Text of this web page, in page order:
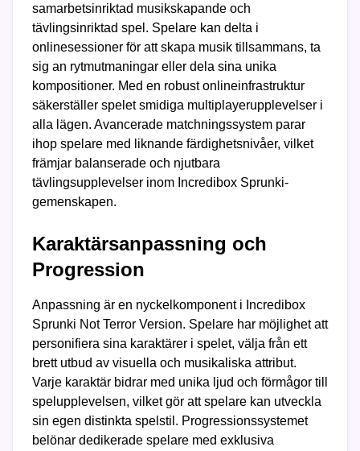
samarbetsinriktad musikskapande och
tävlingsinriktad spel. Spelare kan delta i
onlinesessioner för att skapa musik tillsammans, ta
sig an rytmutmaningar eller dela sina unika
kompositioner. Med en robust onlineinfrastruktur
säkerställer spelet smidiga multiplayerupplevelser i
alla lägen. Avancerade matchningssystem parar
ihop spelare med liknande färdighetsnivåer, vilket
främjar balanserade och njutbara
tävlingsupplevelser inom Incredibox Sprunki-
gemenskapen.
Karaktärsanpassning och
Progression
Anpassning är en nyckelkomponent i Incredibox
Sprunki Not Terror Version. Spelare har möjlighet att
personifiera sina karaktärer i spelet, välja från ett
brett utbud av visuella och musikaliska attribut.
Varje karaktär bidrar med unika ljud och förmågor till
spelupplevelsen, vilket gör att spelare kan utveckla
sin egen distinkta spelstil. Progressionssystemet
belönar dedikerade spelare med exklusiva